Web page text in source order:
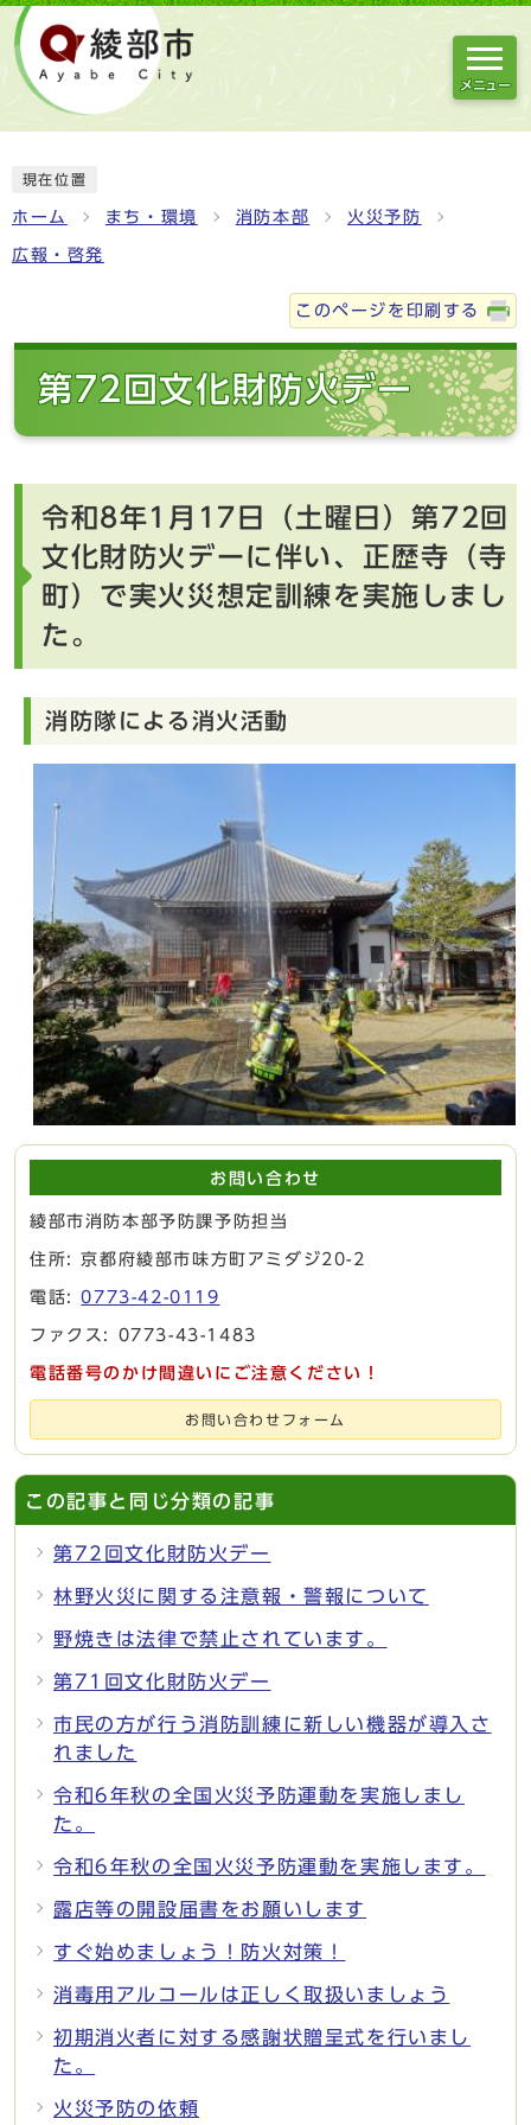
メニュー
現在位置
ホーム まち・環境 消防本部 火災予防
広報・啓発
このページを印刷する
第72回文化財防火デー
令和8年1月17日（土曜日）第72回
文化財防火デーに伴い、正歴寺（寺
町）で実火災想定訓練を実施しまし
た。
消防隊による消火活動
お問い合わせ
綾部市消防本部予防課予防担当
住所: 京都府綾部市味方町アミダジ20-2
電話:0773-42-0119
ファクス: 0773-43-1483
電話番号のかけ間違いにご注意ください！
お問い合わせフォーム
この記事と同じ分類の記事
第72回文化財防火デー
林野火災に関する注意報・警報について
野焼きは法律で禁止されています。
第71回文化財防火デー
市民の方が行う消防訓練に新しい機器が導入さ
れました
令和6年秋の全国火災予防運動を実施しまし
た。
令和6年秋の全国火災予防運動を実施します。
露店等の開設届書をお願いします
すぐ始めましょう！防火対策！
消毒用アルコールは正しく取扱いましょう
初期消火者に対する感謝状贈呈式を行いまし
た。
火災予防の依頼